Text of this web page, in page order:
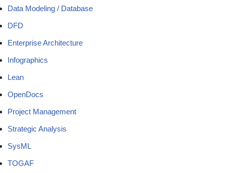
Data Modeling / Database
DFD
Enterprise Architecture
Infographics
Lean
OpenDocs
Project Management
Strategic Analysis
SysML
TOGAF